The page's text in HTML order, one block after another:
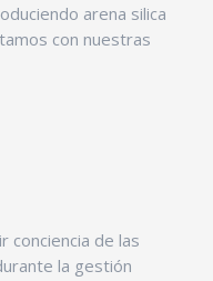
arena silica
con nuestras
conciencia de las
la gestión